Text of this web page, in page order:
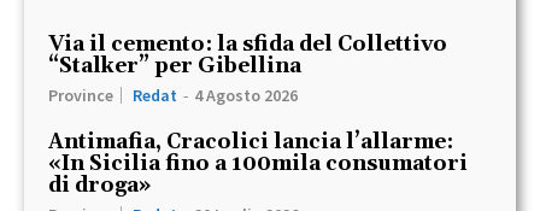
Via il cemento: la sfida del Collettivo
“Stalker” per Gibellina
Province Redat - 4 Agosto 2026
Antimafia, Cracolici lancia l’allarme:
«In Sicilia fino a 100mila consumatori
di droga»